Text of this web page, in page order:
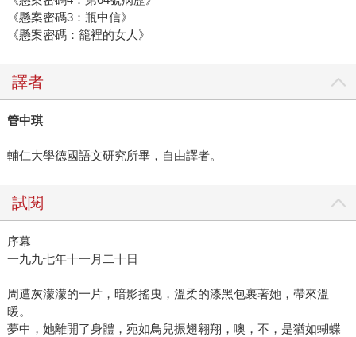
《懸案密碼3：瓶中信》
《懸案密碼：籠裡的女人》
譯者
管中琪
輔仁大學德國語文研究所畢，自由譯者。
試閱
序幕
一九九七年十一月二十日
周遭灰濛濛的一片，暗影搖曳，溫柔的漆黑包裹著她，帶來溫
暖。
夢中，她離開了身體，宛如鳥兒振翅翱翔，噢，不，是猶如蝴蝶